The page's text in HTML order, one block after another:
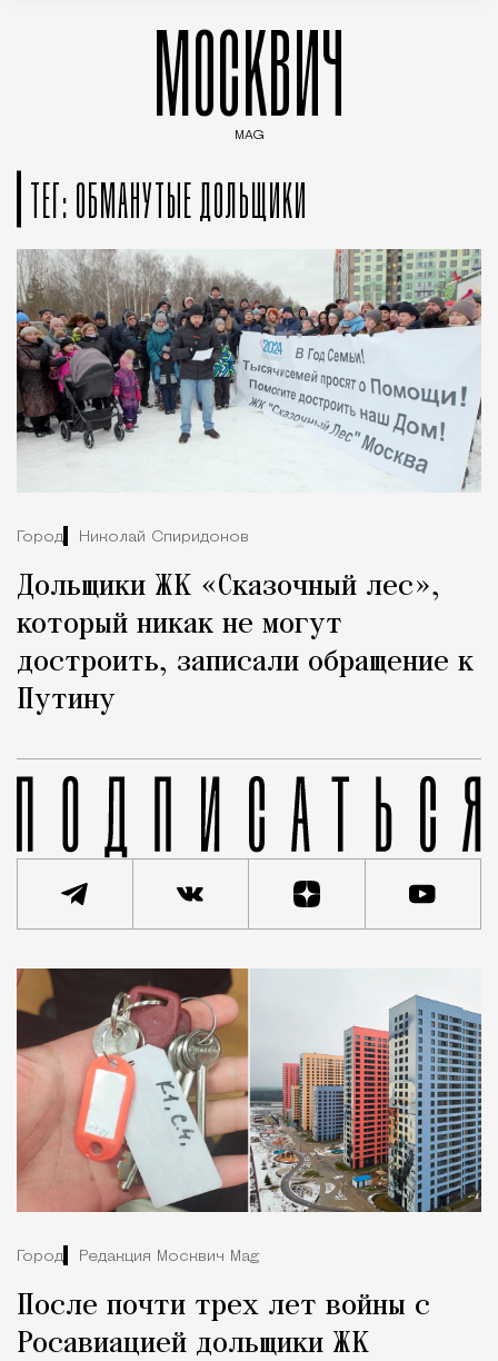
МОСКВИЧ
MAG
ТЕГ: ОБМАНУТЫЕ ДОЛЬЩИКИ
Город Николай Спиридонов
Дольщики ЖК «Сказочный лес»,
который никак не могут
достроить, записали обращение к
Путину
Город Редакция Москвич Mag
После почти трех лет войны с
Росавиацией дольщики ЖК